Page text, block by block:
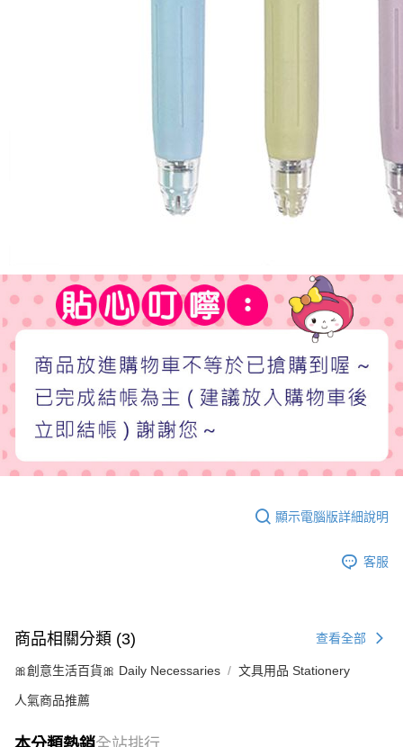
顯示電腦版詳細說明
客服
商品相關分類 (3) 查看全部
🎀創意生活百貨🎀 Daily Necessaries 文具用品 Stationery
人氣商品推薦